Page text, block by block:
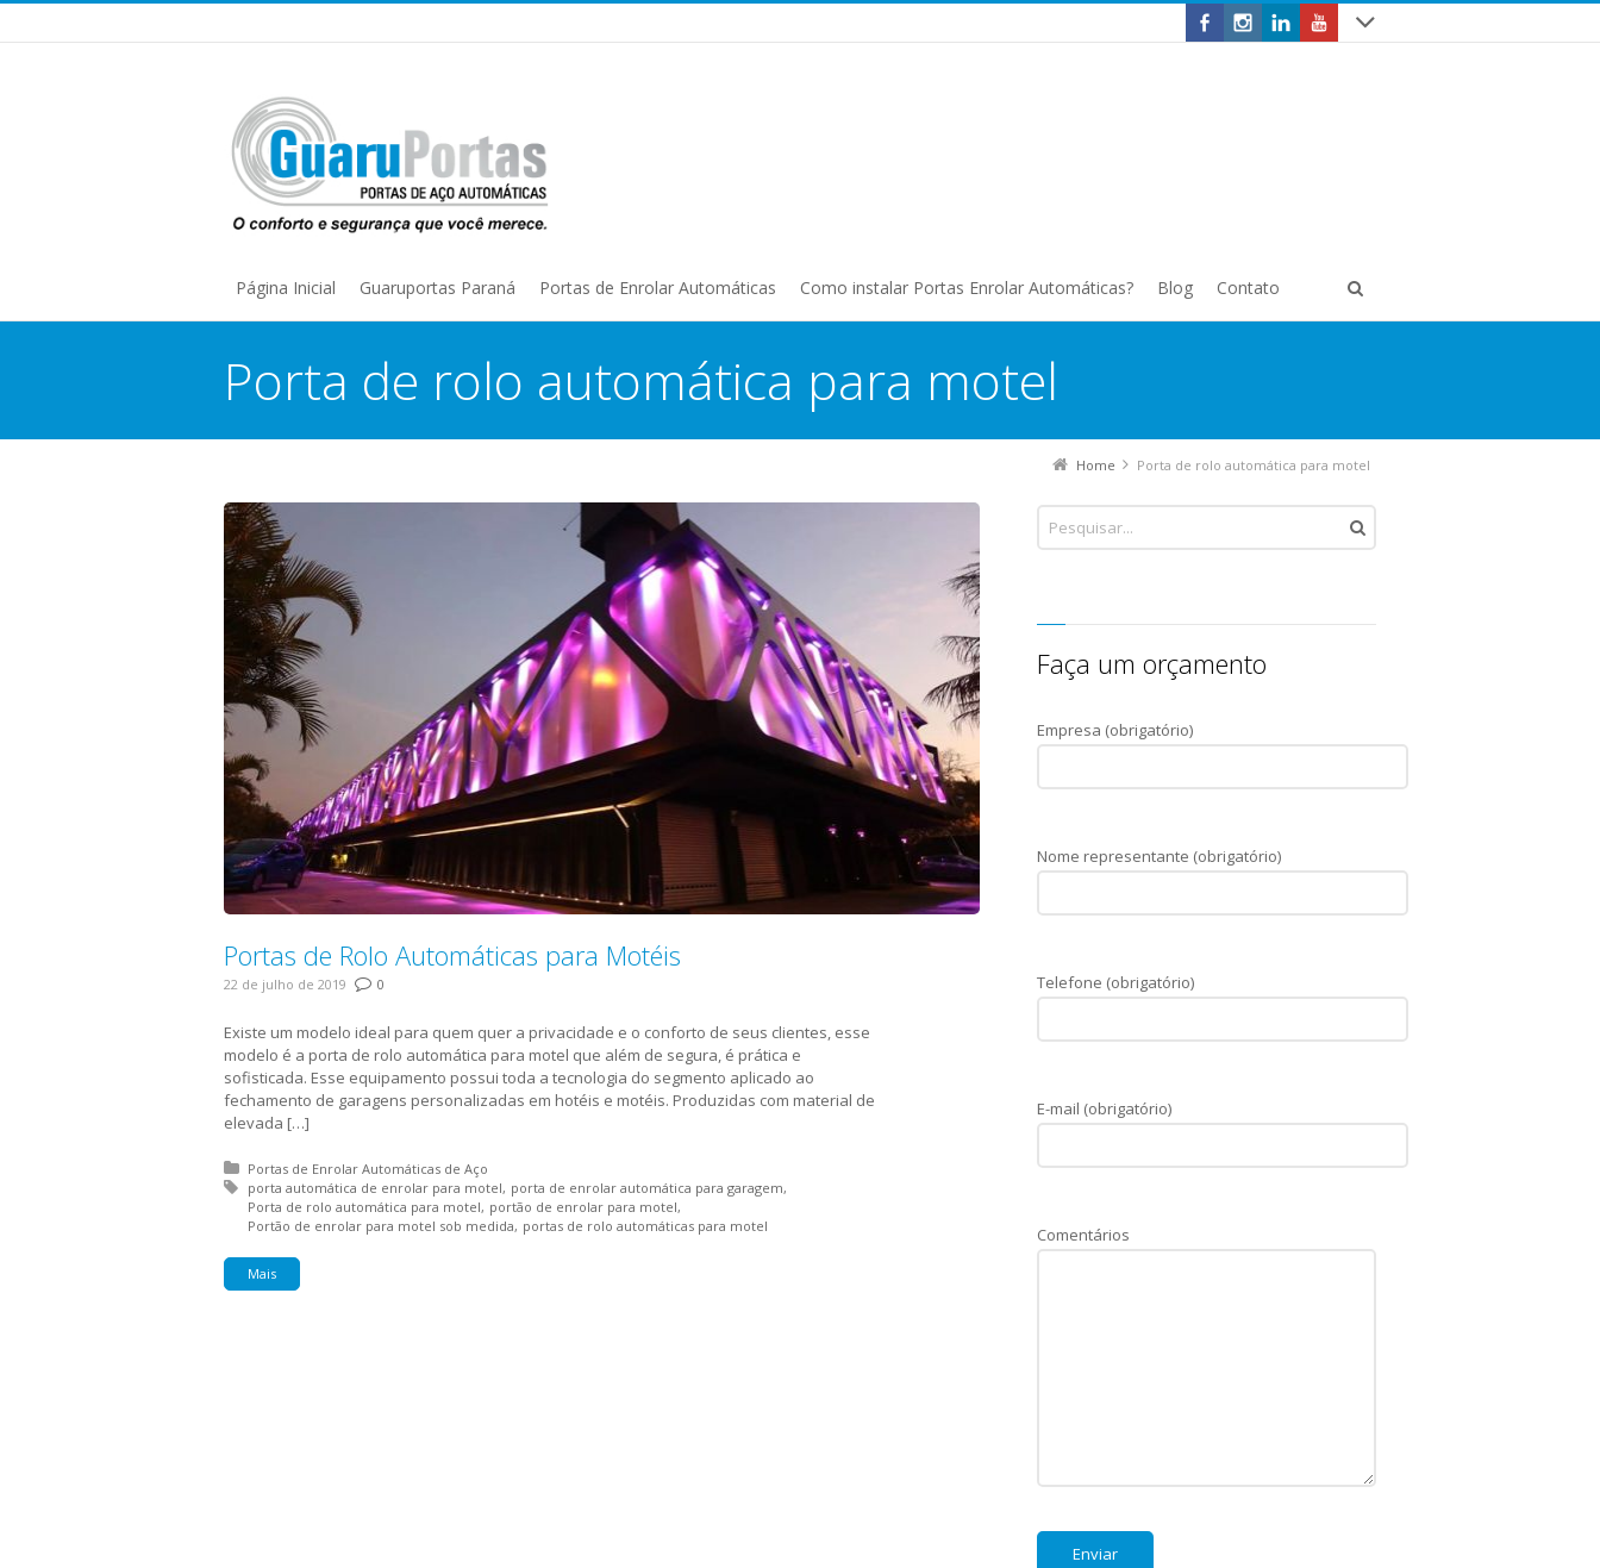
Página Inicial Guaruportas Paraná Portas de Enrolar Automáticas Como instalar Portas Enrolar Automáticas? Blog Contato
Porta de rolo automática para motel
Home Porta de rolo automática para motel
Portas de Rolo Automáticas para Motéis
22 de julho de 2019 0
Existe um modelo ideal para quem quer a privacidade e o conforto de seus clientes, esse
modelo é a porta de rolo automática para motel que além de segura, é prática e
sofisticada. Esse equipamento possui toda a tecnologia do segmento aplicado ao
fechamento de garagens personalizadas em hotéis e motéis. Produzidas com material de
elevada […]
Posted in:
Portas de Enrolar Automáticas de Aço
Tagged with:
porta automática de enrolar para motel porta de enrolar automática para garagem
Porta de rolo automática para motel portão de enrolar para motel
Portão de enrolar para motel sob medida portas de rolo automáticas para motel
Mais
Faça um orçamento
Empresa (obrigatório)
Nome representante (obrigatório)
Telefone (obrigatório)
E-mail (obrigatório)
Comentários